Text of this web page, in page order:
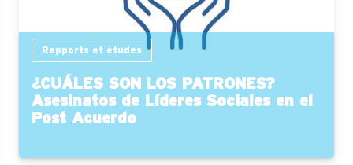
Rapports et études
¿CUÁLES SON LOS PATRONES?
Asesinatos de Líderes Sociales en el
Post Acuerdo